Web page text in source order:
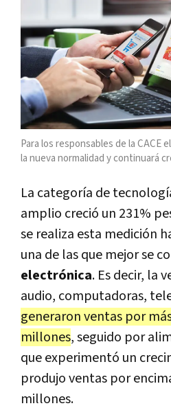
Para los responsables de la CACE el
la nueva normalidad y continuará
La categoría de
amplio creció un 231%
se realiza esta medición
una de las que mejor se
electrónica. Es decir, la
audio, computadoras,
generaron ventas por
millones, seguido por
que experimentó un
produjo ventas por
millones.